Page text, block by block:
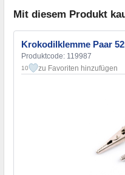
Mit diesem Produkt
Krokodilklemme Paar
Produktcode: 119987
10 zu Favoriten hinzufügen